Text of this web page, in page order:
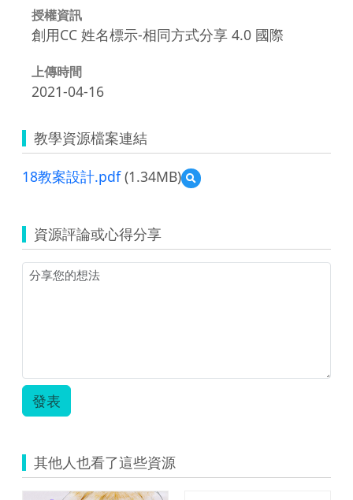
授權資訊
創用CC 姓名標示-相同方式分享 4.0 國際
上傳時間
2021-04-16
教學資源檔案連結
18教案設計.pdf(1.34MB)
預
覽
設
計.pdf
資源評論或心得分享
發表
其他人也看了這些資源